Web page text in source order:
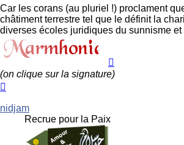
Car les corans (au pluriel !) proclament
châtiment terrestre tel que le définit la
diverses écoles juridiques du sunnisme
(on clique sur la signature)
nidjam
Recrue pour la Paix